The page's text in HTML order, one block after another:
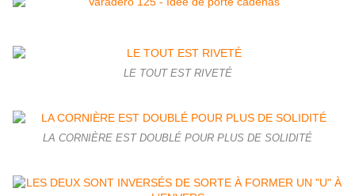
LE TOUT EST RIVETÉ
LA CORNIÈRE EST DOUBLÉ POUR PLUS DE SOLIDITÉ